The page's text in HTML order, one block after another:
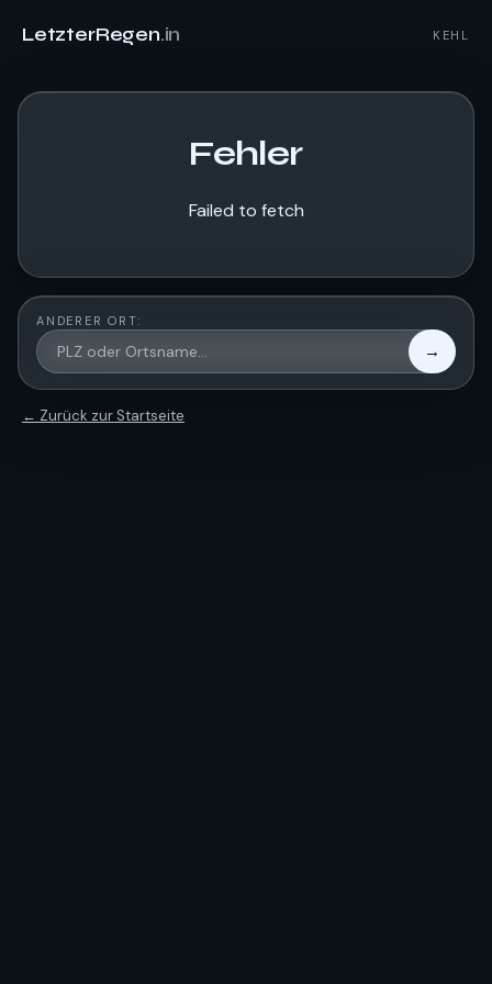
LetzterRegen.in KEHL
Fehler
Failed to fetch
ANDERER ORT:
→
← Zurück zur Startseite